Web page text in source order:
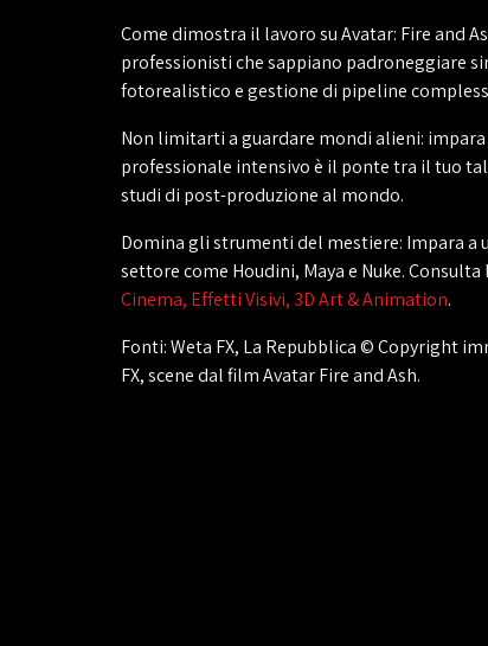
Come dimostra il lavoro su Avatar: Fire and
professionisti che sappiano padroneggiare
fotorealistico e gestione di pipeline
Non limitarti a guardare mondi alieni:
professionale intensivo è il ponte tra il tuo
studi di post-produzione al mondo.
Domina gli strumenti del mestiere: Impara a
settore come Houdini, Maya e Nuke.
Cinema, Effetti Visivi, 3D Art & Animation.
Fonti: Weta FX, La Repubblica © Copyright
FX, scene dal film Avatar Fire and Ash.